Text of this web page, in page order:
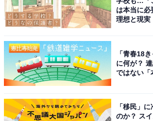
は本当に必
理想と現実
「青春18
に何が？
ではない「
「移民」
のか？ ス